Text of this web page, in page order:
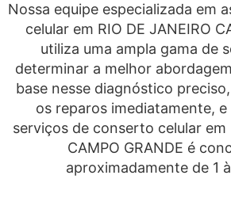
Nossa equipe especializada em
celular em RIO DE JANEIRO
utiliza uma ampla gama de
determinar a melhor
base nesse diagnóstico
os reparos imediatamente,
serviços de conserto celular em
CAMPO GRANDE é
aproximadamente de 1